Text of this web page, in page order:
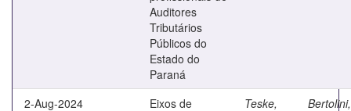
Auditores
Tributários
Públicos do
Estado do
Paraná
2-Aug-2024
Eixos de
Teske,
Bertolini,